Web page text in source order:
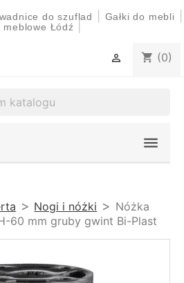
do szuflad Gałki do mebli
meblowe Łódź
shopping_cart (0)

Nogi i nóżki
Nóżka
60 mm gruby gwint Bi-Plast